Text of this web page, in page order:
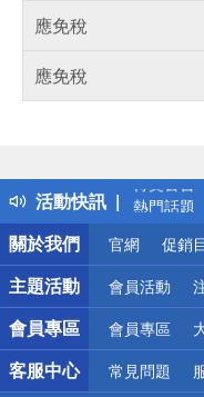
應免稅
應免稅
活動快訊
得獎公告
熱門話題
銀行優惠
偏遠地區
詐騙網頁
關於我們
官網 促銷
主題活動 會員活動
會員專區 會員專區
客服中心 常見問題